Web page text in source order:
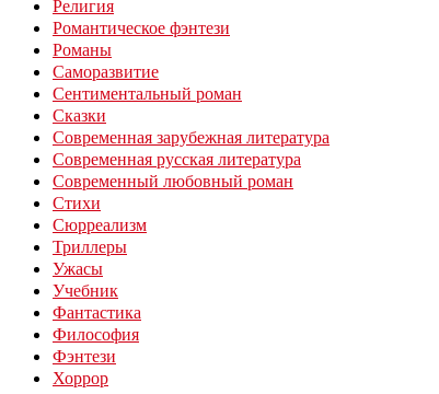
Религия
Романтическое фэнтези
Романы
Саморазвитие
Сентиментальный роман
Сказки
Современная зарубежная литература
Современная русская литература
Современный любовный роман
Стихи
Сюрреализм
Триллеры
Ужасы
Учебник
Фантастика
Философия
Фэнтези
Хоррор